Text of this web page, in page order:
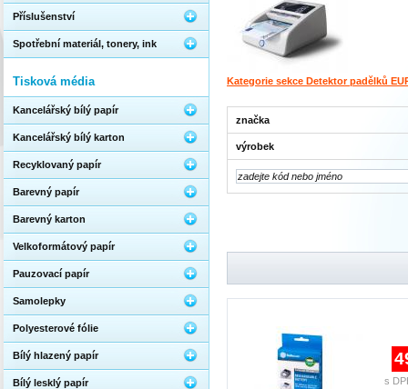
Kategorie sekce Detektor padělků
značka
výrobek
s
Příslušenství
Spotřební materiál, tonery, ink
Tisková média
Kancelářský bílý papír
Kancelářský bílý karton
Recyklovaný papír
Barevný papír
Barevný karton
Velkoformátový papír
Pauzovací papír
Samolepky
Polyesterové fólie
Bílý hlazený papír
Bílý lesklý papír